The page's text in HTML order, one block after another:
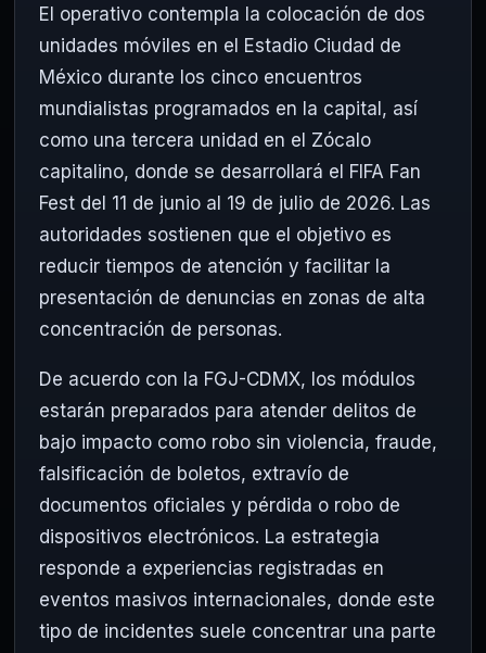
El operativo contempla la colocación de dos
unidades móviles en el Estadio Ciudad de
México durante los cinco encuentros
mundialistas programados en la capital, así
como una tercera unidad en el Zócalo
capitalino, donde se desarrollará el FIFA Fan
Fest del 11 de junio al 19 de julio de 2026. Las
autoridades sostienen que el objetivo es
reducir tiempos de atención y facilitar la
presentación de denuncias en zonas de alta
concentración de personas.
De acuerdo con la FGJ-CDMX, los módulos
estarán preparados para atender delitos de
bajo impacto como robo sin violencia, fraude,
falsificación de boletos, extravío de
documentos oficiales y pérdida o robo de
dispositivos electrónicos. La estrategia
responde a experiencias registradas en
eventos masivos internacionales, donde este
tipo de incidentes suele concentrar una parte